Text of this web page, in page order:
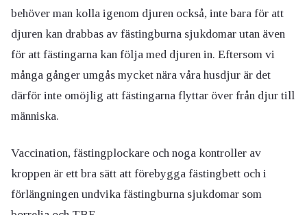
behöver man kolla igenom djuren också, inte bara för att
djuren kan drabbas av fästingburna sjukdomar utan även
för att fästingarna kan följa med djuren in. Eftersom vi
många gånger umgås mycket nära våra husdjur är det
därför inte omöjlig att fästingarna flyttar över från djur till
människa.
Vaccination, fästingplockare och noga kontroller av
kroppen är ett bra sätt att förebygga fästingbett och i
förlängningen undvika fästingburna sjukdomar som